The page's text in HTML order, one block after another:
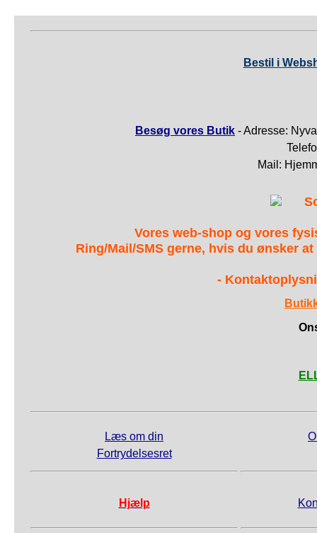
Bestil i
Besøg vores Butik - Adresse:
Mail:
Vores web-shop og vores
Ring/Mail/SMS gerne, hvis du ønsker
-
Læs om din
Fortrydelsesret
Hjælp